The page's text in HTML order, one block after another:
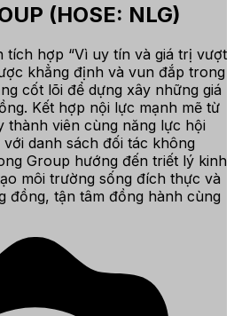
(HOSE: NLG)
tích hợp “Vì uy tín và giá trị vượt
khẳng định và vun đắp trong
cốt lõi để dựng xây những giá
Kết hợp nội lực mạnh mẽ từ
thành viên cùng năng lực hội
danh sách đối tác không
Group hướng đến triết lý kinh
môi trường sống đích thực và
đồng, tận tâm đồng hành cùng